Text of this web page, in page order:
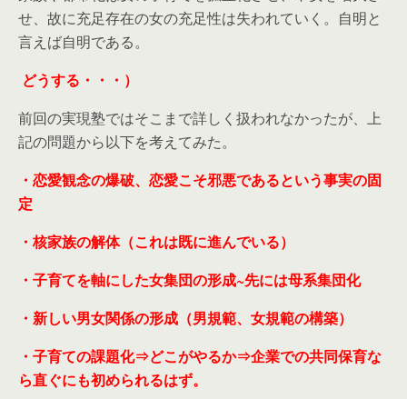
せ、故に充足存在の女の充足性は失われていく。自明と
言えば自明である。
どうする・・・）
前回の実現塾ではそこまで詳しく扱われなかったが、上
記の問題から以下を考えてみた。
・恋愛観念の爆破、恋愛こそ邪悪であるという事実の固
定
・核家族の解体（これは既に進んでいる）
・子育てを軸にした女集団の形成~先には母系集団化
・新しい男女関係の形成（男規範、女規範の構築）
・子育ての課題化⇒どこがやるか⇒企業での共同保育な
ら直ぐにも初められるはず。